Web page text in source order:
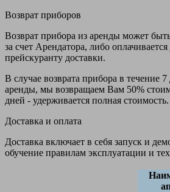
Возврат приборов
Возврат прибора из аренды может
за счет Арендатора, либо
прейскуранту доставки.
В случае возврата прибора в течение
аренды, мы возвращаем Вам 50%
дней - удерживается полная стоимость.
Доставка и оплата
Доставка включает в себя запуск и
обучение правилам эксплуатации и